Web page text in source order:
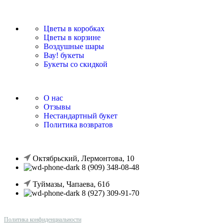
Цветы в коробках
Цветы в корзине
Воздушные шары
Вау! букеты
Букеты со скидкой
О нас
Отзывы
Нестандартный букет
Политика возвратов
Октябрьский, Лермонтова, 10
8 (909) 348-08-48
Туймазы, Чапаева, 61б
8 (927) 309-91-70
Политика конфиденциальности